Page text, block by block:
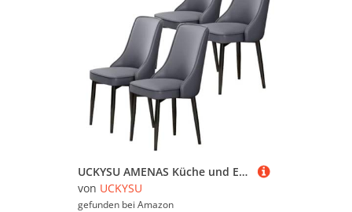
UCKYSU AMENAS Küche und Esszimmer Stühle Esszimmermöbelstühle 4er Set Wasserdichter Loungesessel PU Leder Mit Füßen Kohlenstoffstahl Wohnzimmer Und Küche(Dark Gray)
von UCKYSU
gefunden bei Amazon